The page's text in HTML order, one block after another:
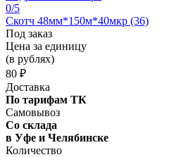
0/5
Скотч 48мм*150м*40мкр (36)
Под заказ
Цена за единицу
(в рублях)
80 ₽
Доставка
По тарифам ТК
Самовывоз
Со склада
в Уфе и Челябинске
Количество